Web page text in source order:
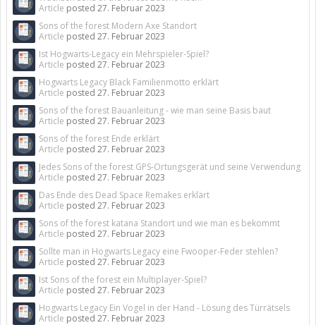
Article posted 27. Februar 2023
Sons of the forest Modern Axe Standort
Article posted 27. Februar 2023
Ist Hogwarts-Legacy ein Mehrspieler-Spiel?
Article posted 27. Februar 2023
Hogwarts Legacy Black Familienmotto erklärt
Article posted 27. Februar 2023
Sons of the forest Bauanleitung - wie man seine Basis baut
Article posted 27. Februar 2023
Sons of the forest Ende erklärt
Article posted 27. Februar 2023
Jedes Sons of the forest GPS-Ortungsgerät und seine Verwendung
Article posted 27. Februar 2023
Das Ende des Dead Space Remakes erklärt
Article posted 27. Februar 2023
Sons of the forest katana Standort und wie man es bekommt
Article posted 27. Februar 2023
Sollte man in Hogwarts Legacy eine Fwooper-Feder stehlen?
Article posted 27. Februar 2023
Ist Sons of the forest ein Multiplayer-Spiel?
Article posted 27. Februar 2023
Hogwarts Legacy Ein Vogel in der Hand - Lösung des Türrätsels
Article posted 27. Februar 2023